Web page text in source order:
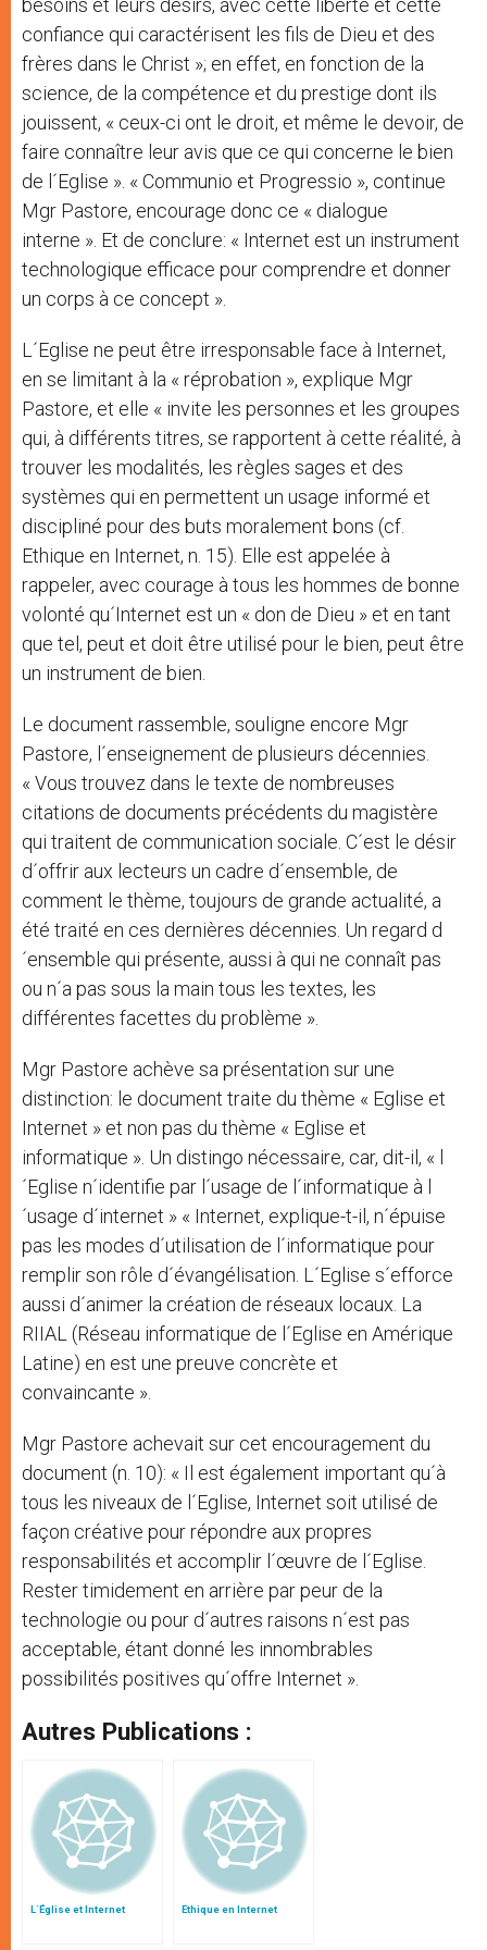
besoins et leurs désirs, avec cette liberté et cette
confiance qui caractérisent les fils de Dieu et des
frères dans le Christ »; en effet, en fonction de la
science, de la compétence et du prestige dont ils
jouissent, « ceux-ci ont le droit, et même le devoir, de
faire connaître leur avis que ce qui concerne le bien
de l´Eglise ». « Communio et Progressio », continue
Mgr Pastore, encourage donc ce « dialogue
interne ». Et de conclure: « Internet est un instrument
technologique efficace pour comprendre et donner
un corps à ce concept ».
L´Eglise ne peut être irresponsable face à Internet,
en se limitant à la « réprobation », explique Mgr
Pastore, et elle « invite les personnes et les groupes
qui, à différents titres, se rapportent à cette réalité, à
trouver les modalités, les règles sages et des
systèmes qui en permettent un usage informé et
discipliné pour des buts moralement bons (cf.
Ethique en Internet, n. 15). Elle est appelée à
rappeler, avec courage à tous les hommes de bonne
volonté qu´Internet est un « don de Dieu » et en tant
que tel, peut et doit être utilisé pour le bien, peut être
un instrument de bien.
Le document rassemble, souligne encore Mgr
Pastore, l´enseignement de plusieurs décennies.
« Vous trouvez dans le texte de nombreuses
citations de documents précédents du magistère
qui traitent de communication sociale. C´est le désir
d´offrir aux lecteurs un cadre d´ensemble, de
comment le thème, toujours de grande actualité, a
été traité en ces dernières décennies. Un regard d
´ensemble qui présente, aussi à qui ne connaît pas
ou n´a pas sous la main tous les textes, les
différentes facettes du problème ».
Mgr Pastore achève sa présentation sur une
distinction: le document traite du thème « Eglise et
Internet » et non pas du thème « Eglise et
informatique ». Un distingo nécessaire, car, dit-il, « l
´Eglise n´identifie par l´usage de l´informatique à l
´usage d´internet » « Internet, explique-t-il, n´épuise
pas les modes d´utilisation de l´informatique pour
remplir son rôle d´évangélisation. L´Eglise s´efforce
aussi d´animer la création de réseaux locaux. La
RIIAL (Réseau informatique de l´Eglise en Amérique
Latine) en est une preuve concrète et
convaincante ».
Mgr Pastore achevait sur cet encouragement du
document (n. 10): « Il est également important qu´à
tous les niveaux de l´Eglise, Internet soit utilisé de
façon créative pour répondre aux propres
responsabilités et accomplir l´œuvre de l´Eglise.
Rester timidement en arrière par peur de la
technologie ou pour d´autres raisons n´est pas
acceptable, étant donné les innombrables
possibilités positives qu´offre Internet ».
Autres Publications :
L´Église et Internet Ethique en Internet